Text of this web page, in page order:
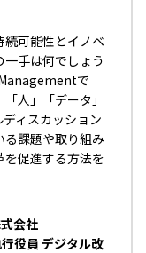
続可能性とイノベ
手は何でしょう
で
人」「データ」
ィスカッション
る課題や取り組み
促進する方法を
会社
役員 デジタル改